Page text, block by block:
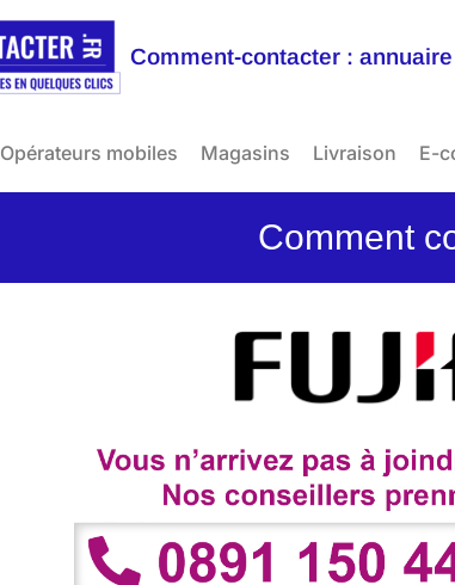
Comment-contacter :
Opérateurs mobiles Magasins Livraison E-
Comment